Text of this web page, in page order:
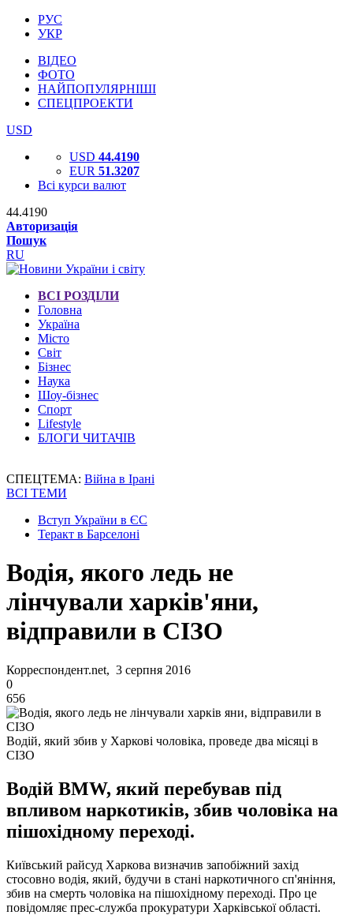
РУС
УКР
ВІДЕО
ФОТО
НАЙПОПУЛЯРНІШІ
СПЕЦПРОЕКТИ
USD
USD 44.4190
EUR 51.3207
Всі курси валют
44.4190
Авторизація
Пошук
RU
ВСІ РОЗДІЛИ
Головна
Україна
Місто
Світ
Бізнес
Наука
Шоу-бізнес
Спорт
Lifestyle
БЛОГИ ЧИТАЧІВ
СПЕЦТЕМА: Війна в Ірані
ВСІ ТЕМИ
Вступ України в ЄС
Теракт в Барселоні
Водія, якого ледь не
лінчували харків'яни,
відправили в СІЗО
Корреспондент.net, 3 серпня 2016
0
656
Водій, який збив у Харкові чоловіка, проведе два місяці в
СІЗО
Водій BMW, який перебував під
впливом наркотиків, збив чоловіка на
пішохідному переході.
Київський райсуд Харкова визначив запобіжний захід
стосовно водія, який, будучи в стані наркотичного сп'яніння,
збив на смерть чоловіка на пішохідному переході. Про це
повідомляє прес-служба прокуратури Харківської області.